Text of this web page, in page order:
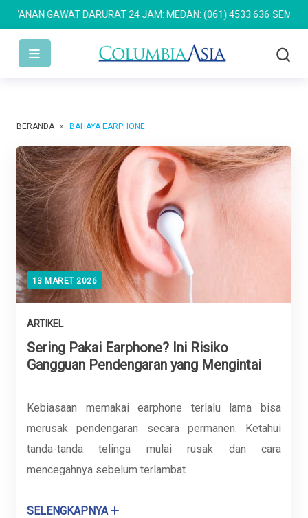
GAWAT DARURAT 24 JAM: MEDAN: (061) 4533 636
BERANDA » BAHAYA EARPHONE
13 MARET 2026
ARTIKEL
Sering Pakai Earphone? Ini Risiko
Gangguan Pendengaran yang Mengintai
Kebiasaan memakai earphone terlalu lama bisa
merusak pendengaran secara permanen. Ketahui
tanda-tanda telinga mulai rusak dan cara
mencegahnya sebelum terlambat.
SELENGKAPNYA